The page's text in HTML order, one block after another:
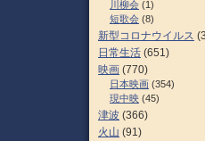
川柳会 (1)
短歌会 (8)
新型コロナウイルス
日常生活 (651)
映画 (770)
日本映画 (354)
現中映 (45)
津波 (366)
火山 (91)